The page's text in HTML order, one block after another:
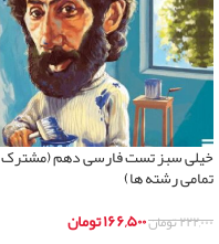
خیلی سبز تست فارسی دهم (مشترک
تمامی رشته ها)
۲۲۲,۰۰۰تومان۱۶۶,۵۰۰تومان